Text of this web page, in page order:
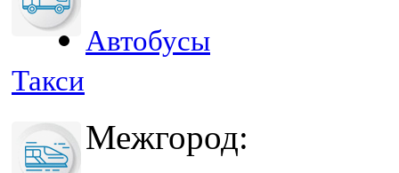
Автобусы
Такси
Межгород: